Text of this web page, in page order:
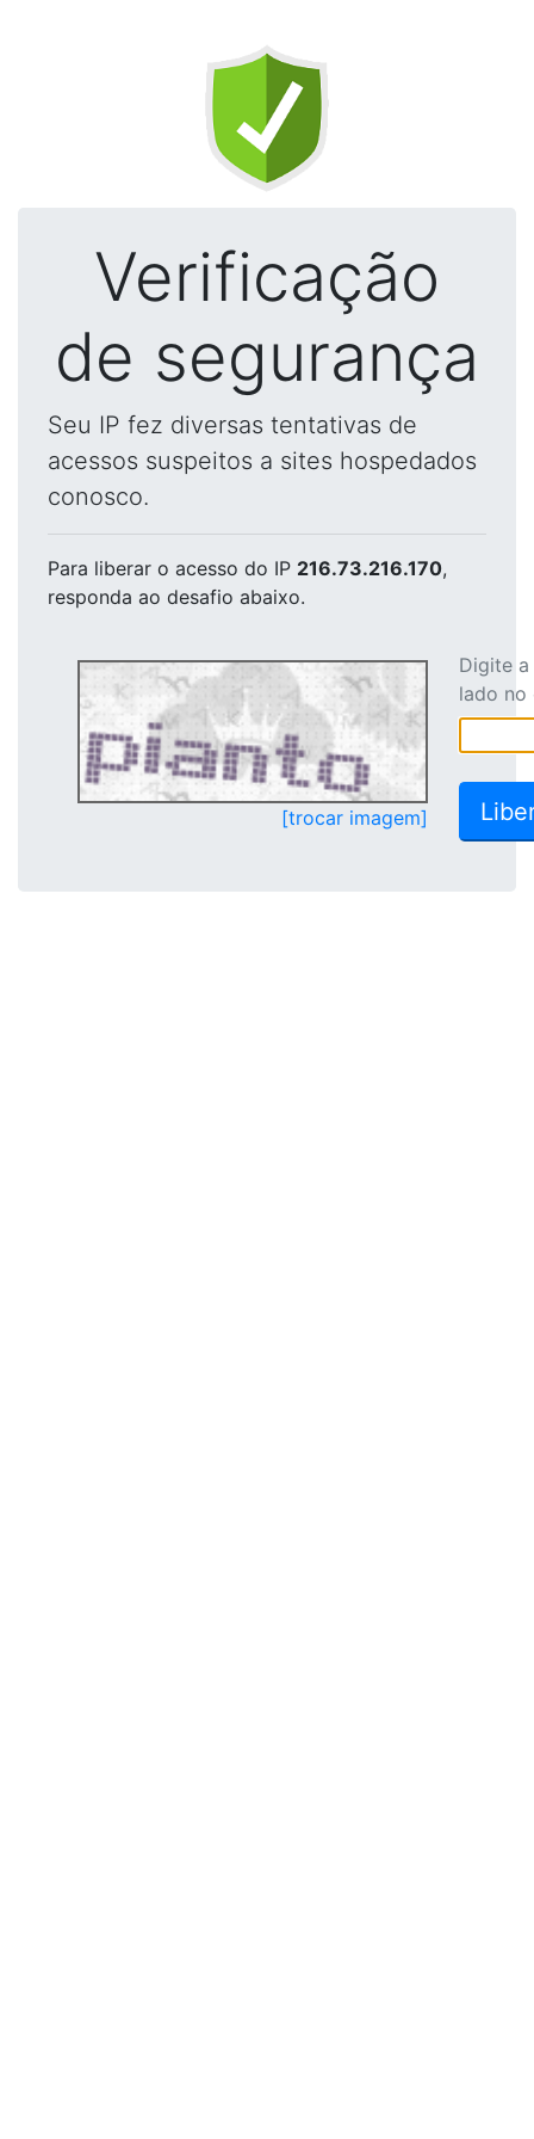
Verificação
de segurança
Seu IP fez diversas tentativas de
acessos suspeitos a sites hospedados
conosco.
Para liberar o acesso do IP 216.73.216.170,
responda ao desafio abaixo.
[trocar imagem]
Digite
lado no